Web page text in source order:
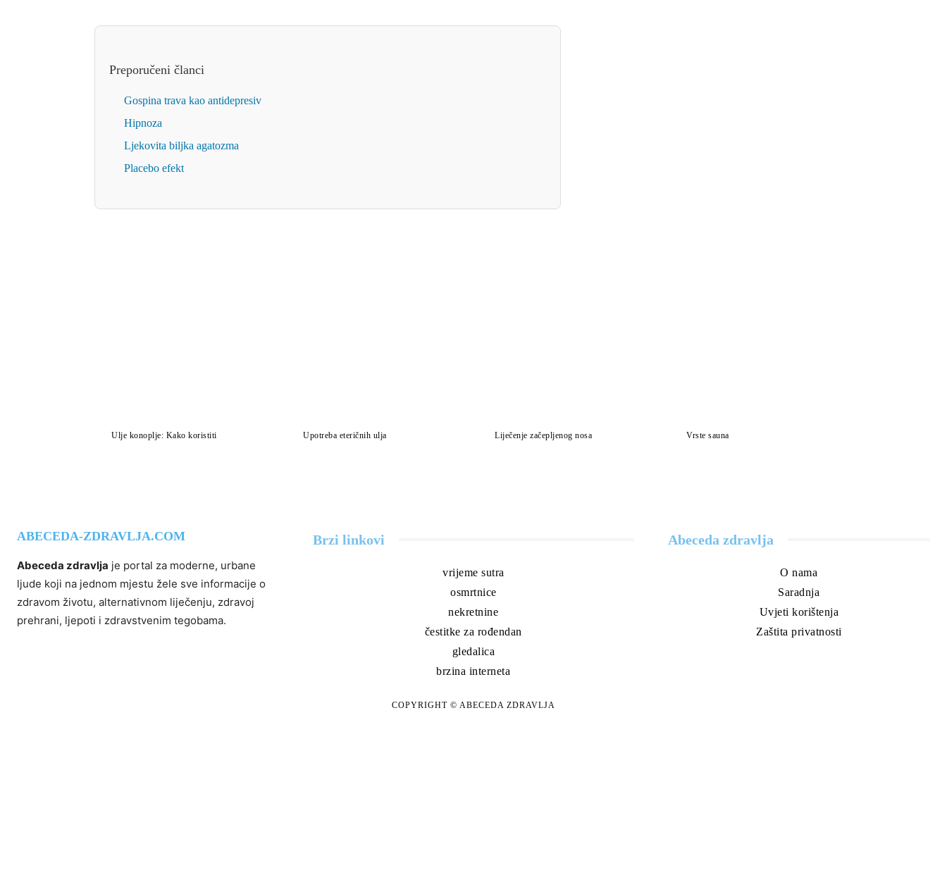
Preporučeni članci
Gospina trava kao antidepresiv
Hipnoza
Ljekovita biljka agatozma
Placebo efekt
Ulje konoplje: Kako koristiti Upotreba eteričnih ulja Liječenje začepljenog nosa Vrste sauna
ABECEDA-ZDRAVLJA.COM
Abeceda zdravlja je portal za moderne, urbane
ljude koji na jednom mjestu žele sve informacije o
zdravom životu, alternativnom liječenju, zdravoj
prehrani, ljepoti i zdravstvenim tegobama.
Brzi linkovi
vrijeme sutra
osmrtnice
nekretnine
čestitke za rođendan
gledalica
brzina interneta
Abeceda zdravlja
O nama
Saradnja
Uvjeti korištenja
Zaštita privatnosti
COPYRIGHT © ABECEDA ZDRAVLJA